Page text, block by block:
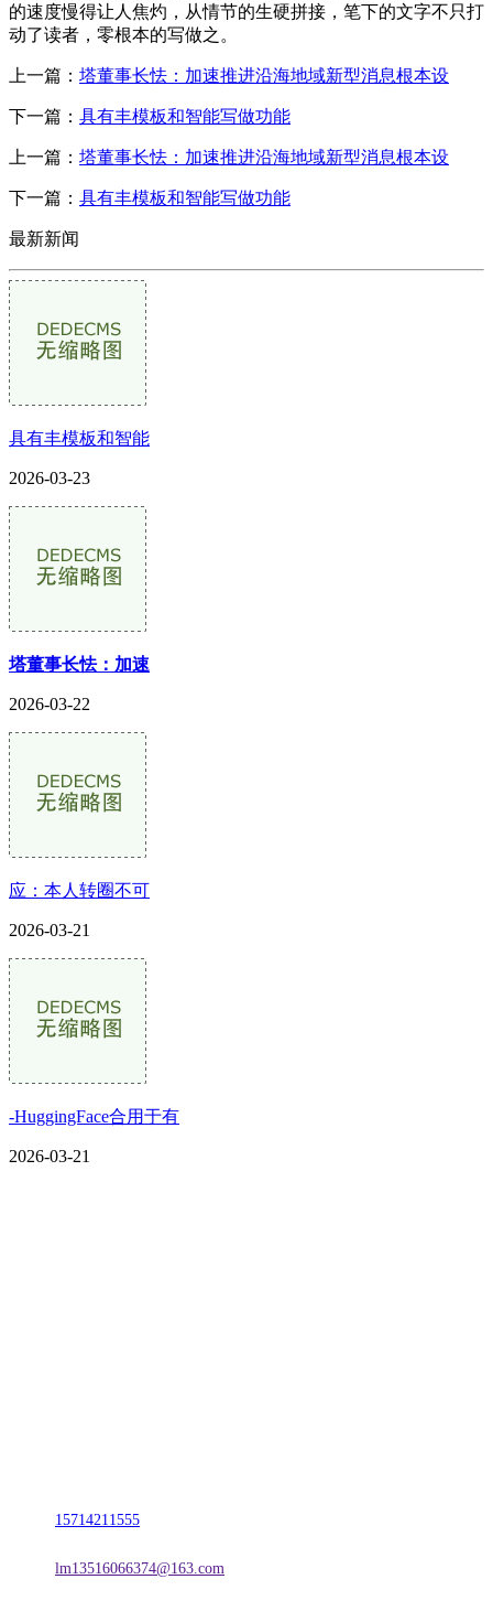
的速度慢得让人焦灼，从情节的生硬拼接，笔下的文字不只打
动了读者，零根本的写做之。
上一篇： 塔董事长怯：加速推进沿海地域新型消息根本设
下一篇： 具有丰模板和智能写做功能
上一篇： 塔董事长怯：加速推进沿海地域新型消息根本设
下一篇： 具有丰模板和智能写做功能
最新新闻
具有丰模板和智能
2026-03-23
塔董事长怯：加速
2026-03-22
应：本人转圈不可
2026-03-21
-HuggingFace合用于有
2026-03-21
15714211555
lm13516066374@163.com